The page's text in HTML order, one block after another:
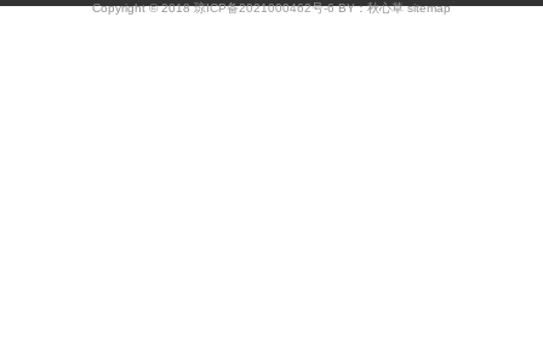
Copyright © 2018琼ICP备2021000462号-6BY：秋心草sitemap